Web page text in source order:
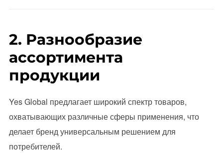
2. Разнообразие
ассортимента
продукции
Yes Global предлагает широкий спектр товаров,
охватывающих различные сферы применения, что
делает бренд универсальным решением для
потребителей.